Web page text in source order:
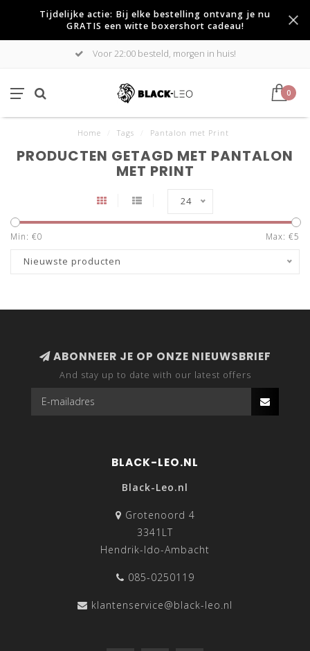
Tijdelijke actie: Bij elke bestelling ontvang je nu
GRATIS een witte boxershort cadeau!
Voor 22:00 besteld, morgen in huis!
0
Home Tags Pantalon met Print
PRODUCTEN GETAGD MET PANTALON
MET PRINT
24
Min: €0 Max: €5
Nieuwste producten
ABONNEER JE OP ONZE NIEUWSBRIEF
And stay up to date with our latest offers
BLACK-LEO.NL
Black-Leo.nl
Grotenoord 4
3341LT
Hendrik-Ido-Ambacht
085-0250119
klantenservice@black-leo.nl